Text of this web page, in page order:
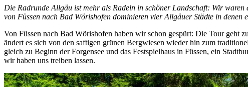
Die Radrunde Allgäu ist mehr als Radeln in schöner Landschaft: Wir
von Füssen nach Bad Wörishofen dominieren vierAllgäuer Städte in denen
Von Füssen nach Bad Wörishofen haben wir schon gespürt: Die Tour geht
ändert es sich von den saftigen grünen Bergwiesen wieder hin zum
gleich zu Beginn der Forgensee und das Festspielhaus in Füssen, ein
wir haben uns treiben lassen.